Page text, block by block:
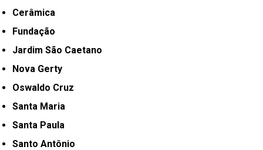
Cerâmica
Fundação
Jardim São Caetano
Nova Gerty
Oswaldo Cruz
Santa Maria
Santa Paula
Santo Antônio